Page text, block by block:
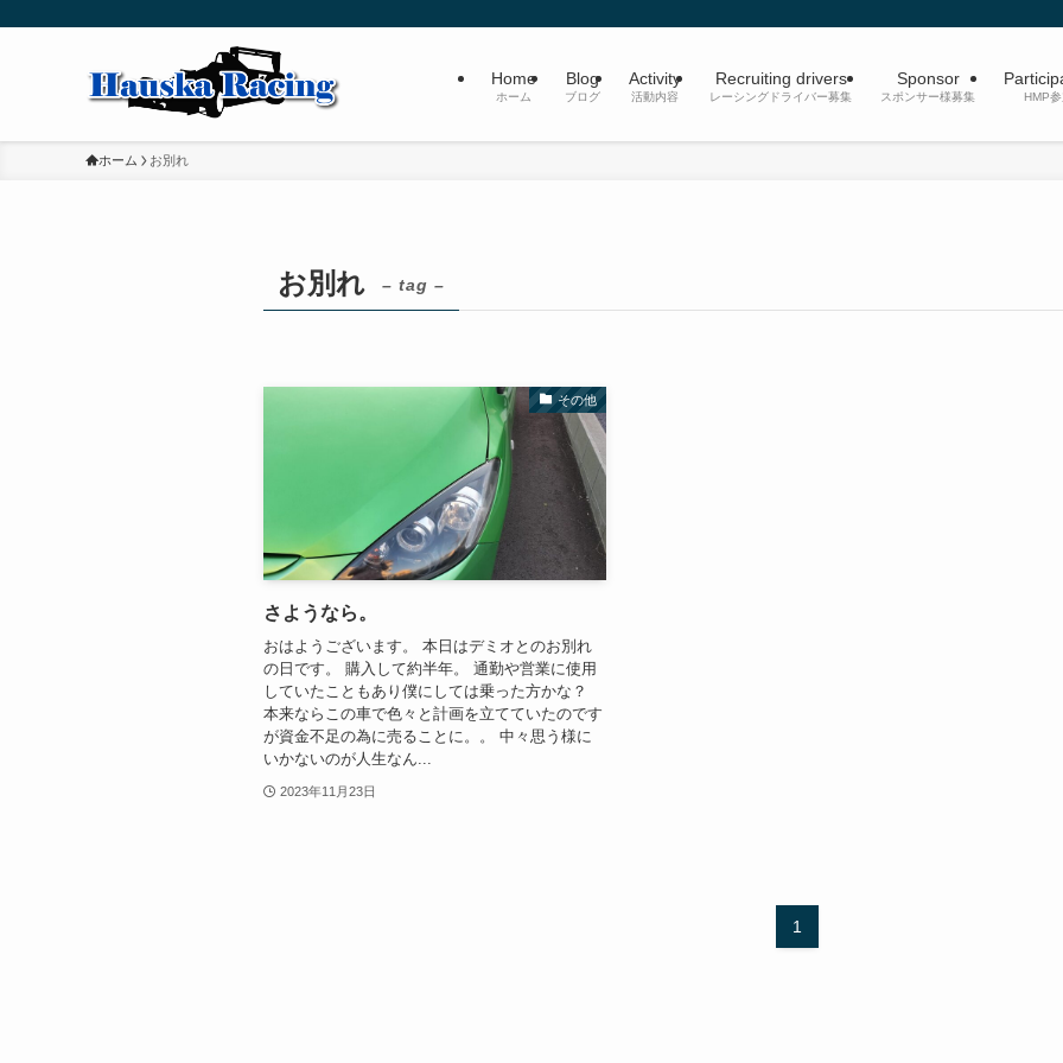
Home
ホーム
Blog
ブログ
Activity
活動内容
Recruiting drivers
レーシングドライバー募集
Sponsor
スポンサー様募集 HMP
ホーム お別れ
お別れ – tag –
その他
さようなら。
おはようございます。 本日はデミオとのお別れ
の日です。 購入して約半年。 通勤や営業に使用
していたこともあり僕にしては乗った方かな？
本来ならこの車で色々と計画を立てていたのです
が資金不足の為に売ることに。。 中々思う様に
いかないのが人生なん...
2023年11月23日
1